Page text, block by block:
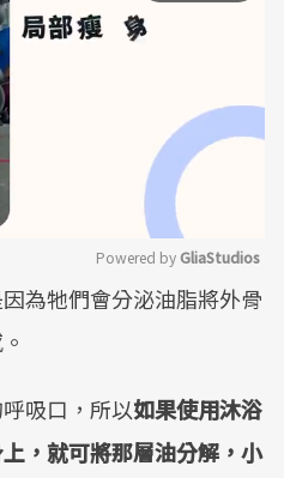
Mute
Powered by GliaStudios
為牠們會分泌油脂將外骨
吸口，所以如果使用沐浴
，就可將那層油分解，小